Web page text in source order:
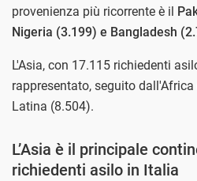
provenienza più ricorrente è il
Nigeria (3.199) e Bangladesh
L'Asia, con 17.115 richiedenti
rappresentato, seguito
Latina (8.504).
L’Asia è il principale
richiedenti asilo in Italia